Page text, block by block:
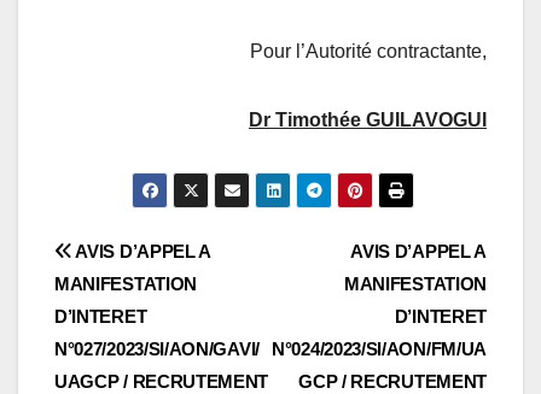
Pour l’Autorité contractante,
Dr Timothée GUILAVOGUI
Navigation
de
l’article
AVIS D’APPEL A
MANIFESTATION
D’INTERET
N°024/2023/SI/AON/FM/UA
GCP / RECRUTEMENT
AVIS D’APPEL A
MANIFESTATION
D’INTERET
N°027/2023/SI/AON/GAVI/
UAGCP / RECRUTEMENT